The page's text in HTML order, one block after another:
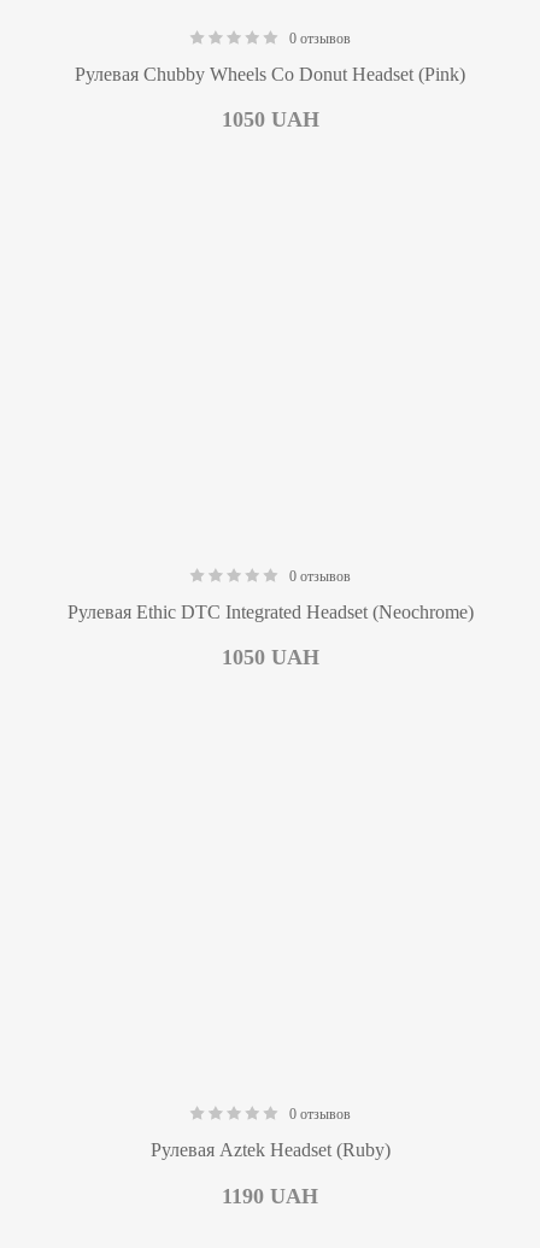
0 отзывов
Рулевая Chubby Wheels Co Donut Headset (Pink)
1050 UAH
0 отзывов
Рулевая Ethic DTC Integrated Headset (Neochrome)
1050 UAH
0 отзывов
Рулевая Aztek Headset (Ruby)
1190 UAH